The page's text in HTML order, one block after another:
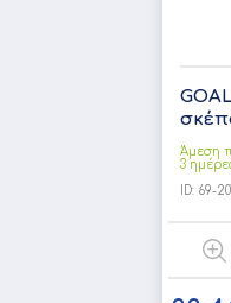
Άμεση
3
ID:69-